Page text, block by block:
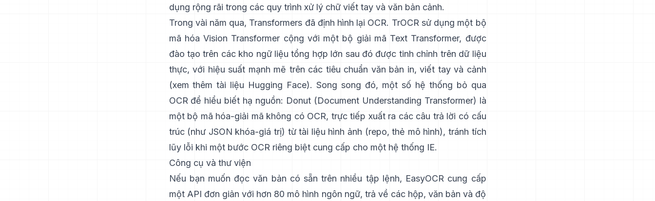
dụng rộng rãi trong các quy trình xử lý chữ viết tay và văn bản cảnh.
Trong vài năm qua, Transformers đã định hình lại OCR. TrOCR sử dụng một bộ
mã hóa Vision Transformer cộng với một bộ giải mã Text Transformer, được
đào tạo trên các kho ngữ liệu tổng hợp lớn sau đó được tinh chỉnh trên dữ liệu
thực, với hiệu suất mạnh mẽ trên các tiêu chuẩn văn bản in, viết tay và cảnh
(xem thêm tài liệu Hugging Face). Song song đó, một số hệ thống bỏ qua
OCR để hiểu biết hạ nguồn: Donut (Document Understanding Transformer) là
một bộ mã hóa-giải mã không có OCR, trực tiếp xuất ra các câu trả lời có cấu
trúc (như JSON khóa-giá trị) từ tài liệu hình ảnh (repo, thẻ mô hình), tránh tích
lũy lỗi khi một bước OCR riêng biệt cung cấp cho một hệ thống IE.
Công cụ và thư viện
Nếu bạn muốn đọc văn bản có sẵn trên nhiều tập lệnh, EasyOCR cung cấp
một API đơn giản với hơn 80 mô hình ngôn ngữ, trả về các hộp, văn bản và độ